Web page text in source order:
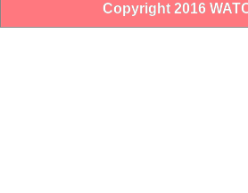
Copyright 2016